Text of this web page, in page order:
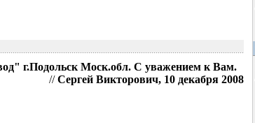
г.Подольск Моск.обл. С уважением к Вам.
//Сергей Викторович, 10 декабря 2008